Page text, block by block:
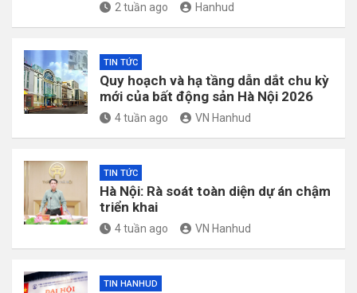
2 tuần ago Hanhud
TIN TỨC
Quy hoạch và hạ tầng dẫn dắt chu kỳ
mới của bất động sản Hà Nội 2026
4 tuần ago VN Hanhud
TIN TỨC
Hà Nội: Rà soát toàn diện dự án chậm
triển khai
4 tuần ago VN Hanhud
TIN HANHUD